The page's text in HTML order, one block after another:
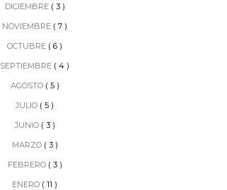
DICIEMBRE ( 3 )
NOVIEMBRE ( 7 )
OCTUBRE ( 6 )
SEPTIEMBRE ( 4 )
AGOSTO ( 5 )
JULIO ( 5 )
JUNIO ( 3 )
MARZO ( 3 )
FEBRERO ( 3 )
ENERO ( 11 )